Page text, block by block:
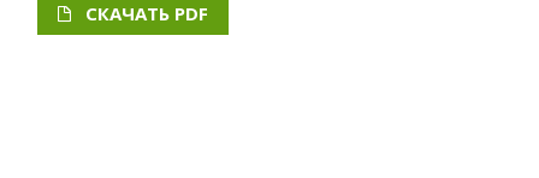
СКАЧАТЬ PDF